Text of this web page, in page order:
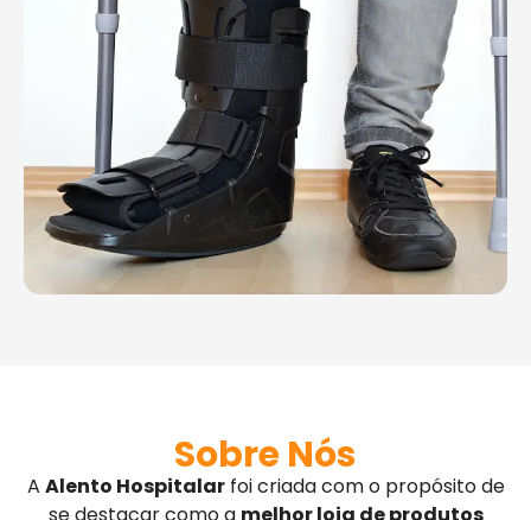
Sobre Nós
A Alento Hospitalarfoi criada com o propósito de